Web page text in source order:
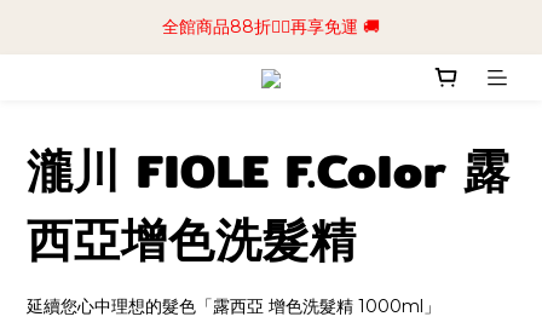
📢加入商城會員領$50💰購物金📢立即註冊
全館商品88折🧔‍♂️再享免運 🚚
📢加入商城會員領$50💰購物金📢立即註冊
瀧川 FIOLE F.Color 露
西亞增色洗髮精
延續您心中理想的髮色「露西亞 增色洗髮精 1000ml」